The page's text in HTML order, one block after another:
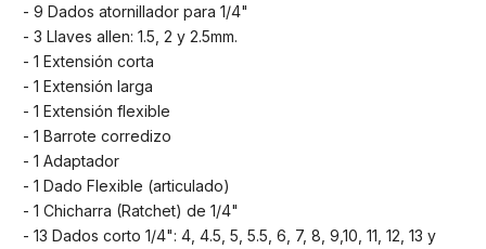
- 9 Dados atornillador para 1/4"
- 3 Llaves allen: 1.5, 2 y 2.5mm.
- 1 Extensión corta
- 1 Extensión larga
- 1 Extensión flexible
- 1 Barrote corredizo
- 1 Adaptador
- 1 Dado Flexible (articulado)
- 1 Chicharra (Ratchet) de 1/4"
- 13 Dados corto 1/4": 4, 4.5, 5, 5.5, 6, 7, 8, 9,10, 11, 12, 13 y